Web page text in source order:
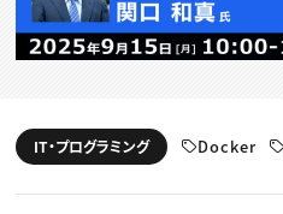
スキルアップしたい！
動画配信・映像制作
編集・ライティング
ディレクション
TOP Creator’s コラム トップ
Webクリエイター
ゲームクリエイター
セミナー
IT・プログラミング Docker